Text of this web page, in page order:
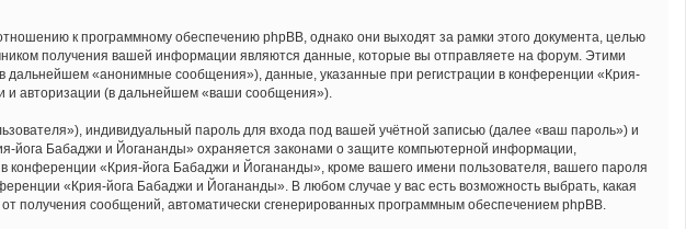
к программному обеспечению phpBB, однако они выходят за рамки этого документа, целью
получения вашей информации являются данные, которые вы отправляете на форум. Этими
«анонимные сообщения»), данные, указанные при регистрации в конференции «Крия-
и авторизации (в дальнейшем «ваши сообщения»).
индивидуальный пароль для входа под вашей учётной записью (далее «ваш пароль») и
Бабаджи и Йогананды» охраняется законами о защите компьютерной информации,
«Крия-йога Бабаджи и Йогананды», кроме вашего имени пользователя, вашего пароля
«Крия-йога Бабаджи и Йогананды». В любом случае у вас есть возможность выбрать, какая
получения сообщений, автоматически сгенерированных программным обеспечением phpBB.